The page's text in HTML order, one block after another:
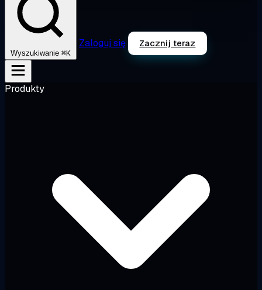
Wyszukiwanie ⌘K
Zaloguj się Zacznij teraz
Produkty